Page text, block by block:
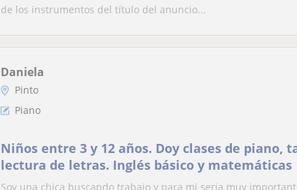
de los instrumentos del título del anuncio...
Daniela
Pinto
Piano
Niños entre 3 y 12 años. Doy clases de piano,
lectura de letras. Inglés básico y matemáticas
Soy una chica buscando trabajo y para mi seria muy